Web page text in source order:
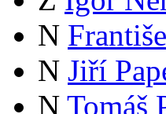
N
N Jiří
N Tomáš